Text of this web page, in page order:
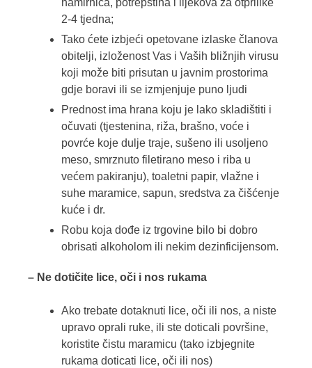
namirnica, potrepština i lijekova za otprilike
2-4 tjedna;
Tako ćete izbjeći opetovane izlaske članova
obitelji, izloženost Vas i Vaših bližnjih virusu
koji može biti prisutan u javnim prostorima
gdje boravi ili se izmjenjuje puno ljudi
Prednost ima hrana koju je lako skladištiti i
očuvati (tjestenina, riža, brašno, voće i
povrće koje dulje traje, sušeno ili usoljeno
meso, smrznuto filetirano meso i riba u
većem pakiranju), toaletni papir, vlažne i
suhe maramice, sapun, sredstva za čišćenje
kuće i dr.
Robu koja dođe iz trgovine bilo bi dobro
obrisati alkoholom ili nekim dezinficijensom.
– Ne dotičite lice, oči i nos rukama
Ako trebate dotaknuti lice, oči ili nos, a niste
upravo oprali ruke, ili ste doticali površine,
koristite čistu maramicu (tako izbjegnite
rukama doticati lice, oči ili nos)